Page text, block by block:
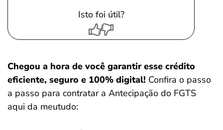
Isto foi útil?
Chegou a hora de você garantir esse crédito
eficiente, seguro e 100% digital! Confira o passo
a passo para contratar a Antecipação do FGTS
aqui da meutudo: